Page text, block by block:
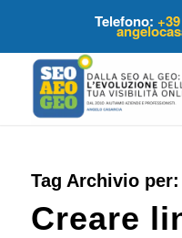
Telefono:
Tag Archivio per:
Creare